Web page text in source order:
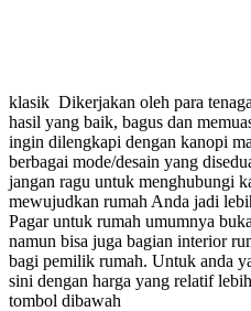
klasik Dikerjakan oleh para
hasil yang baik, bagus dan
ingin dilengkapi dengan kanopi
berbagai mode/desain yang
jangan ragu untuk menghubungi
mewujudkan rumah Anda jadi
Pagar untuk rumah umumnya
namun bisa juga bagian interior
bagi pemilik rumah. Untuk anda
sini dengan harga yang relatif
tombol dibawah